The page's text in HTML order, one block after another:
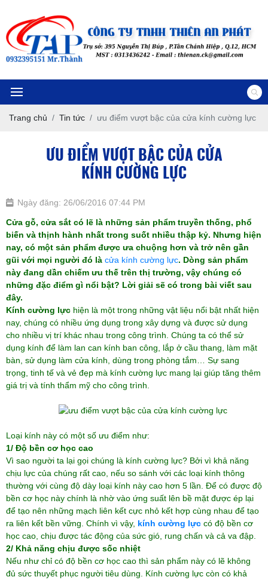
Trang chủ Tin tức ưu điểm vượt bậc của cửa kính cường lực
ƯU ĐIỂM VƯỢT BẬC CỦA CỬA
KÍNH CƯỜNG LỰC
Ngày đăng: 26/06/2016 07:44 PM
Cửa gỗ, cửa sắt có lẽ là những sản phẩm truyền thống, phổ
biến và thịnh hành nhất trong suốt nhiều thập kỷ. Nhưng hiện
nay, có một sản phẩm được ưa chuộng hơn và trở nên gần
gũi với mọi người đó là cửa kính cường lực. Dòng sản phẩm
này đang dần chiếm ưu thế trên thị trường, vậy chúng có
những đặc điểm gì nổi bật? Lời giải sẽ có trong bài viết sau
đây.
Kính cường lực hiện là một trong những vật liệu nổi bật nhất hiện
nay, chúng có nhiều ứng dụng trong xây dựng và được sử dụng
cho nhiều vị trí khác nhau trong công trình. Chúng ta có thể sử
dụng kính để làm lan can kính ban công, lắp ở cầu thang, làm mặt
bàn, sử dụng làm cửa kính, dùng trong phòng tắm… Sự sang
trọng, tinh tế và vẻ đẹp mà kính cường lực mang lại giúp tăng thêm
giá trị và tính thẩm mỹ cho công trình.
Loại kính này có một số ưu điểm như:
1/ Độ bền cơ học cao
Vì sao người ta lại gọi chúng là kính cường lực? Bởi vì khả năng
chịu lực của chúng rất cao, nếu so sánh với các loại kính thông
thường với cùng độ dày loại kính này cao hơn 5 lần. Để có được độ
bền cơ học này chính là nhờ vào ứng suất lên bề mặt được ép lại
để tạo nên những mạch liên kết cực nhỏ kết hợp cùng nhau để tạo
ra liên kết bền vững. Chính vì vậy, kính cường lực có độ bền cơ
học cao, chịu được tác động của sức gió, rung chấn và cả va đập.
2/ Khả năng chịu được sốc nhiệt
Nếu như chỉ có độ bền cơ học cao thì sản phẩm này có lẽ không
đủ sức thuyết phục người tiêu dùng. Kính cường lực còn có khả